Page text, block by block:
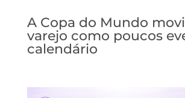
A Copa do Mundo
varejo como poucos
calendário